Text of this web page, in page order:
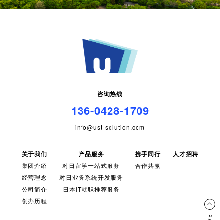
咨询热线
136-0428-1709
info@ust-solution.com
关于我们
集团介绍
经营理念
公司简介
创办历程
产品服务
对日留学一站式服务
对日业务系统开发服务
日本IT就职推荐服务
携手同行
合作共赢
人才招聘